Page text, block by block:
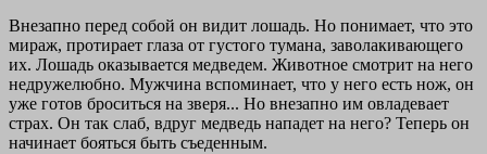
Внезапно перед собой он видит лошадь. Но понимает, что это
мираж, протирает глаза от густого тумана, заволакивающего
их. Лошадь оказывается медведем. Животное смотрит на него
недружелюбно. Мужчина вспоминает, что у него есть нож, он
уже готов броситься на зверя... Но внезапно им овладевает
страх. Он так слаб, вдруг медведь нападет на него? Теперь он
начинает бояться быть съеденным.